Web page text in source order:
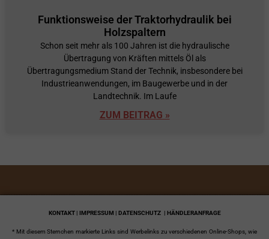
Funktionsweise der Traktorhydraulik bei
Holzspaltern
Schon seit mehr als 100 Jahren ist die hydraulische
Übertragung von Kräften mittels Öl als
Übertragungsmedium Stand der Technik, insbesondere bei
Industrieanwendungen, im Baugewerbe und in der
Landtechnik. Im Laufe
ZUM BEITRAG »
KONTAKT | IMPRESSUM | DATENSCHUTZ | HÄNDLERANFRAGE
* Mit diesem Sternchen markierte Links sind Werbelinks zu verschiedenen Online-Shops, wie